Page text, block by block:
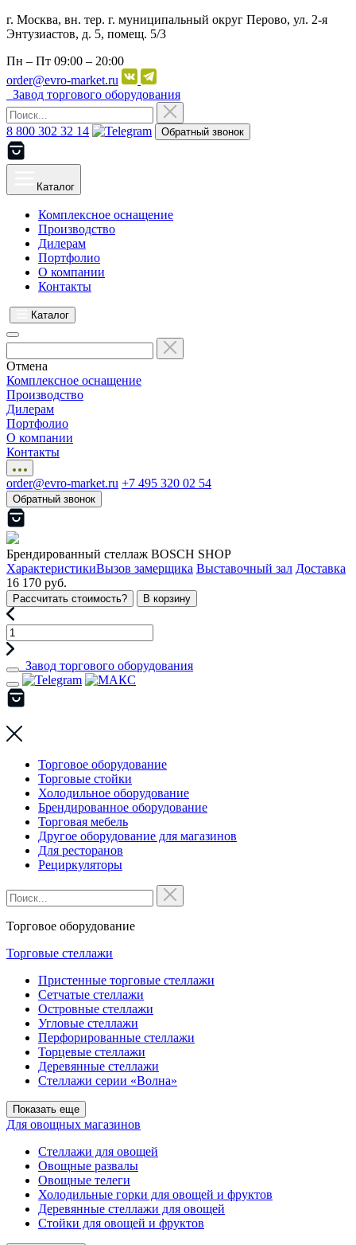
г. Москва, вн. тер. г. муниципальный округ Перово, ул. 2-я
Энтузиастов, д. 5, помещ. 5/3
Пн – Пт 09:00 – 20:00
order@evro-market.ru
Завод торгового оборудования
8 800 302 32 14 Обратный звонок
Каталог
Комплексное оснащение
Производство
Дилерам
Портфолио
О компании
Контакты
Каталог
Отмена
Комплексное оснащение
Производство
Дилерам
Портфолио
О компании
Контакты
order@evro-market.ru +7 495 320 02 54
Обратный звонок
Брендированный стеллаж BOSCH SHOP
ХарактеристикиВызов замерщика Выставочный зал Доставка
16 170 руб.
Рассчитать стоимость? В корзину
Завод торгового оборудования
Торговое оборудование
Торговые стойки
Холодильное оборудование
Брендированное оборудование
Торговая мебель
Другое оборудование для магазинов
Для ресторанов
Рециркуляторы
Торговое оборудование
Торговые стеллажи
Пристенные торговые стеллажи
Сетчатые стеллажи
Островные стеллажи
Угловые стеллажи
Перфорированные стеллажи
Торцевые стеллажи
Деревянные стеллажи
Стеллажи серии «Волна»
Показать еще
Для овощных магазинов
Стеллажи для овощей
Овощные развалы
Овощные телеги
Холодильные горки для овощей и фруктов
Деревянные стеллажи для овощей
Стойки для овощей и фруктов